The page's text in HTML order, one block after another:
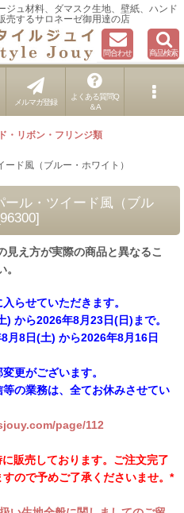
ジュ材料、ダマスク生地、壁紙、ハンド
売するサロネーゼ御用達の店
問合わせ 商品検索
メルマガ登録
よくある質問Q
＆A
・リボン・フリンジ類
ード風（ブルー・ホワイト）
ール・ツイード風（ブル
]
見え方が実際の商品と異なるこ
らせていただきます。
から2026年8月23日(日)まで。
月8日(土) から2026年8月16日
更がございます。
の業務は、全てお休みさせてい
page/112
販売しております。ご注文完了
ので予めご了承くださいませ。*